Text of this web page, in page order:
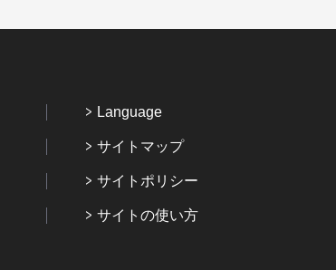
Language
サイトマップ
サイトポリシー
サイトの使い方